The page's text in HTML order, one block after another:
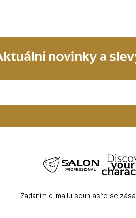
novinky a
Zadáním e-mailu souhlasíte se